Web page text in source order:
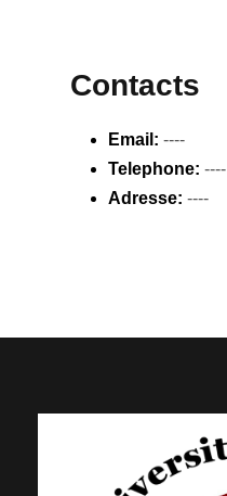
Contacts
Email: ----
Telephone: ----
Adresse: ----